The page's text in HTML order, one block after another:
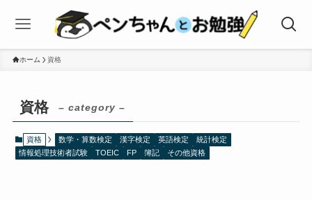
ホーム 資格
資格 – category –
資格 数学・算数検定 漢字検定 英語検定
統計検定
情報処理技術者試験
TOEIC FP 簿記 その他資格